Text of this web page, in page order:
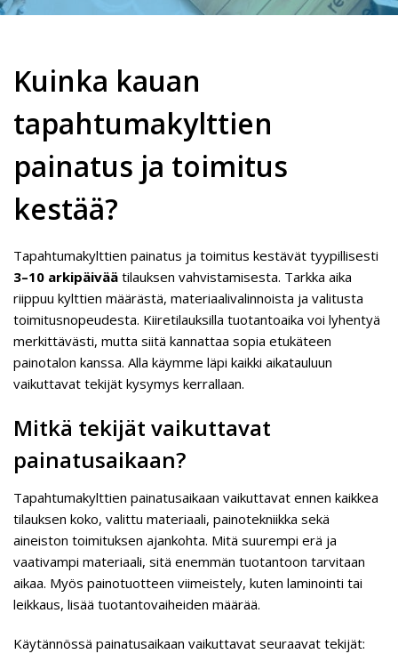
Kuinka kauan
tapahtumakylttien
painatus ja toimitus
kestää?
Tapahtumakylttien painatus ja toimitus kestävät tyypillisesti
3–10 arkipäivää tilauksen vahvistamisesta. Tarkka aika
riippuu kylttien määrästä, materiaalivalinnoista ja valitusta
toimitusnopeudesta. Kiiretilauksilla tuotantoaika voi lyhentyä
merkittävästi, mutta siitä kannattaa sopia etukäteen
painotalon kanssa. Alla käymme läpi kaikki aikatauluun
vaikuttavat tekijät kysymys kerrallaan.
Mitkä tekijät vaikuttavat
painatusaikaan?
Tapahtumakylttien painatusaikaan vaikuttavat ennen kaikkea
tilauksen koko, valittu materiaali, painotekniikka sekä
aineiston toimituksen ajankohta. Mitä suurempi erä ja
vaativampi materiaali, sitä enemmän tuotantoon tarvitaan
aikaa. Myös painotuotteen viimeistely, kuten laminointi tai
leikkaus, lisää tuotantovaiheiden määrää.
Käytännössä painatusaikaan vaikuttavat seuraavat tekijät: